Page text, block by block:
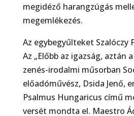
megidéző harangzúgás
megemlékezés.
Az egybegyűlteket Szalóczy
Az „Előbb az igazság, aztán
zenés-irodalmi műsorban
előadóművész, Dsida Jenő,
Psalmus Hungaricus című
versét mondta el. Maestro